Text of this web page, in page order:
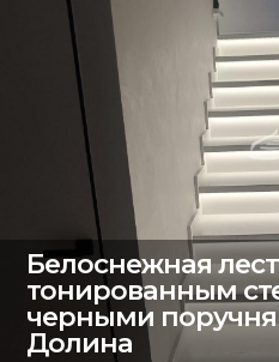
Белоснежная
тонированным
черными
Долина